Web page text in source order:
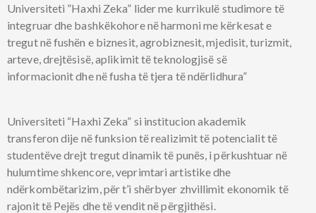
Universiteti ”Haxhi Zeka” lider me kurrikulë studimore të
integruar dhe bashkëkohore në harmoni me kërkesat e
tregut në fushën e biznesit, agrobiznesit, mjedisit, turizmit,
arteve, drejtësisë, aplikimit të teknologjisë së
informacionit dhe në fusha të tjera të ndërlidhura”
Universiteti “Haxhi Zeka” si institucion akademik
transferon dije në funksion të realizimit të potencialit të
studentëve drejt tregut dinamik të punës, i përkushtuar në
hulumtime shkencore, veprimtari artistike dhe
ndërkombëtarizim, për t’i shërbyer zhvillimit ekonomik të
rajonit të Pejës dhe të vendit në përgjithësi.